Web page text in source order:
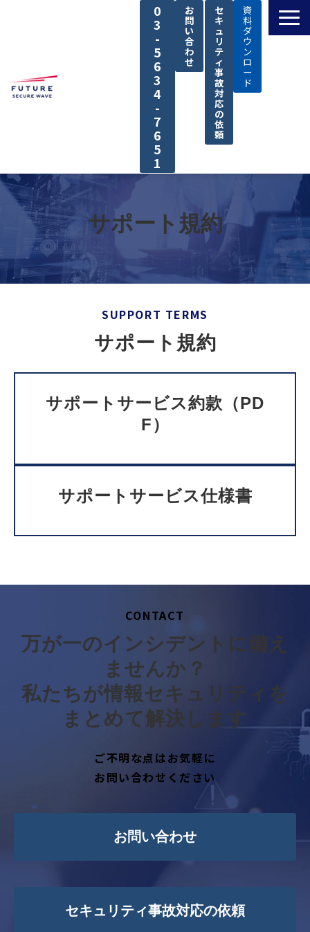
0
3
-
5
6
3
4
-
7
6
5
1
お
問
い
合
わ
せ
セ
キ
ュ
リ
テ
ィ
事
故
対
応
の
依
頼
資
料
ダ
ウ
ン
ロ
ー
ド
私たちの強み
解決できる課題
サービス
導入事例
セミナー/イベント
セキュリティブログ
サポート規約
SUPPORT TERMS
サポート規約
サポートサービス約款（PD
F）
サポートサービス仕様書
CONTACT
万が一のインシデントに備え
ませんか？
私たちが情報セキュリティを
まとめて解決します
ご不明な点はお気軽に
お問い合わせください
お問い合わせ
セキュリティ事故対応の依頼